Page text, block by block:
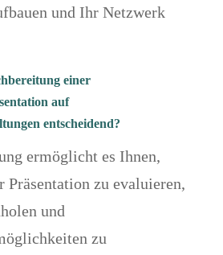
und Ihr Netzwerk
einer
auf
entscheidend?
ermöglicht es Ihnen,
Präsentation zu evaluieren,
und
zu